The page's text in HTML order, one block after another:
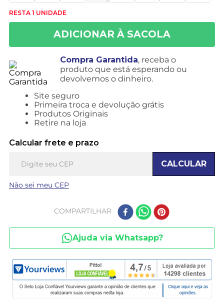
RESTA 1 UNIDADE
Compra Garantida, receba o
produto que está esperando ou
devolvemos o dinheiro.
Site seguro
Primeira troca e devolução grátis
Produtos Originais
Retire na loja
Calcular frete e prazo
CALCULAR
Não sei meu CEP
COMPARTILHAR
Ajuda via Whatsapp?